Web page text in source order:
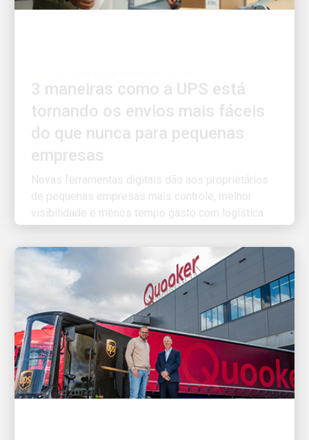
tornando os envios mais fáceis
do que nunca para pequenas
empresas
Novas ferramentas digitais dão aos proprietários
de pequenas empresas mais controle, melhor
visibilidade e menos tempo gasto com logística